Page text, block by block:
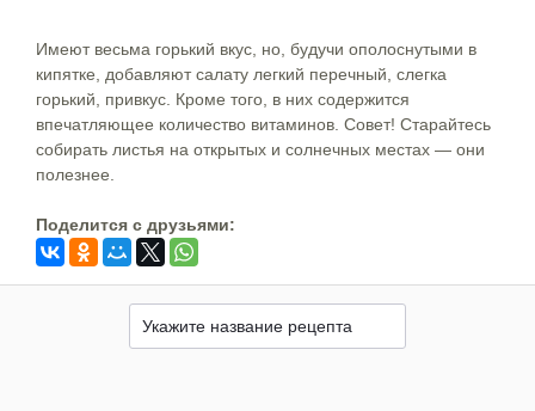
Имеют весьма горький вкус, но, будучи ополоснутыми в
кипятке, добавляют салату легкий перечный, слегка
горький, привкус. Кроме того, в них содержится
впечатляющее количество витаминов. Совет! Старайтесь
собирать листья на открытых и солнечных местах — они
полезнее.
Поделится c друзьями: